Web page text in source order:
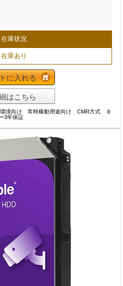
在庫状況
在庫あり
に入れる
はこちら
環境向け 常時稼動用途向け CMR方式 キ
3年保証